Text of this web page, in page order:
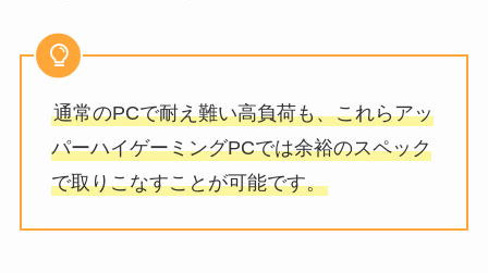
通常のPCで耐え難い高負荷も、これらアッ
パーハイゲーミングPCでは余裕のスペック
で取りこなすことが可能です。